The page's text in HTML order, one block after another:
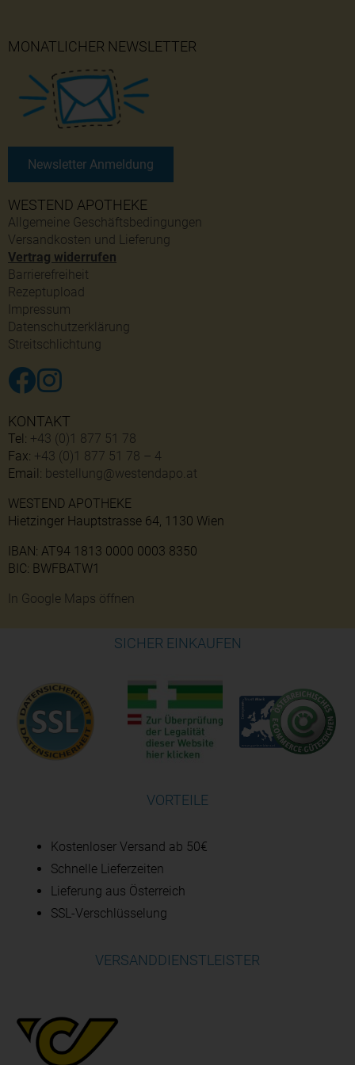
WESTEND APOTHEKE
Allgemeine Geschäftsbedingungen
Versandkosten und Lieferung
Vertrag widerrufen
Barrierefreiheit
Rezeptupload
Impressum
Datenschutzerklärung
Streitschlichtung
MONATLICHER NEWSLETTER
Newsletter Anmeldung
KONTAKT
Tel: +43 (0)1 877 51 78
Fax: +43 (0)1 877 51 78 – 4
Email: bestellung@westendapo.at
WESTEND APOTHEKE
Hietzinger Hauptstrasse 64, 1130 Wien
IBAN: AT94 1813 0000 0003 8350
BIC: BWFBATW1
In Google Maps öffnen
SICHER EINKAUFEN
VORTEILE
Kostenloser Versand ab 50€
Schnelle Lieferzeiten
Lieferung aus Österreich
SSL-Verschlüsselung
VERSANDDIENSTLEISTER